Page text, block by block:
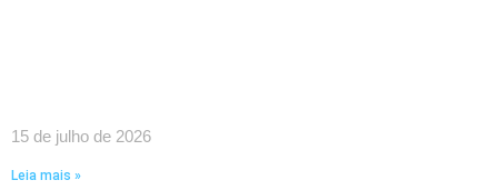
15 de julho de 2026
Leia mais »